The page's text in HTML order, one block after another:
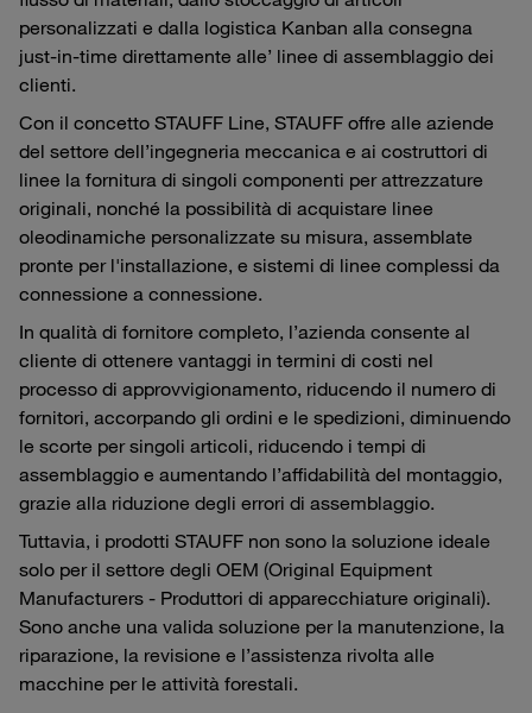
personalizzati e dalla logistica Kanban alla consegna
just-in-time direttamente alle’ linee di assemblaggio dei
clienti.
Con il concetto STAUFF Line, STAUFF offre alle aziende
del settore dell’ingegneria meccanica e ai costruttori di
linee la fornitura di singoli componenti per attrezzature
originali, nonché la possibilità di acquistare linee
oleodinamiche personalizzate su misura, assemblate
pronte per l'installazione, e sistemi di linee complessi da
connessione a connessione.
In qualità di fornitore completo, l’azienda consente al
cliente di ottenere vantaggi in termini di costi nel
processo di approvvigionamento, riducendo il numero di
fornitori, accorpando gli ordini e le spedizioni, diminuendo
le scorte per singoli articoli, riducendo i tempi di
assemblaggio e aumentando l’affidabilità del montaggio,
grazie alla riduzione degli errori di assemblaggio.
Tuttavia, i prodotti STAUFF non sono la soluzione ideale
solo per il settore degli OEM (Original Equipment
Manufacturers - Produttori di apparecchiature originali).
Sono anche una valida soluzione per la manutenzione, la
riparazione, la revisione e l’assistenza rivolta alle
macchine per le attività forestali.